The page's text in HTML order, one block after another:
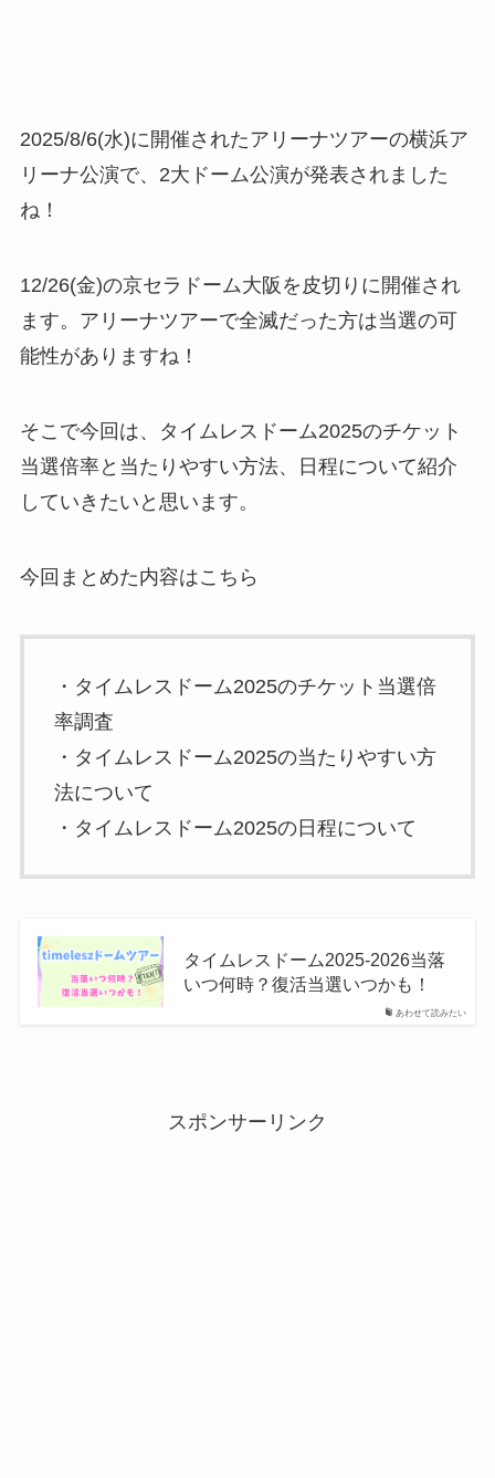
2025/8/6(水)に開催されたアリーナツアーの横浜ア
リーナ公演で、2大ドーム公演が発表されました
ね！
12/26(金)の京セラドーム大阪を皮切りに開催され
ます。アリーナツアーで全滅だった方は当選の可
能性がありますね！
そこで今回は、タイムレスドーム2025のチケット
当選倍率と当たりやすい方法、日程について紹介
していきたいと思います。
今回まとめた内容はこちら
・タイムレスドーム2025のチケット当選倍
率調査
・タイムレスドーム2025の当たりやすい方
法について
・タイムレスドーム2025の日程について
あわせて読みたい
タイムレスドーム2025-2026当落
いつ何時？復活当選いつかも！
スポンサーリンク